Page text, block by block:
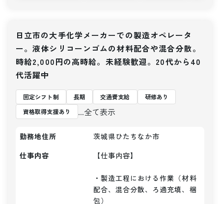
日立市の大手化学メーカーでの製造オペレータ
ー。液体シリコーンゴムの材料配合や混合分散。
時給2,000円の高時給。未経験歓迎。20代から40
代活躍中
固定シフト制 長期 交通費支給
研修あり
資格取得支援あり
...全て表示
勤務地住所
茨城県ひたちなか市
仕事内容
【仕事内容】
・製造工程における作業（材料
配合、混合分散、ろ過充填、梱
包）